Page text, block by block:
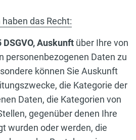
das Recht:
Auskunft über Ihre von
personenbezogenen Daten zu
können Sie Auskunft
die Kategorie der
Daten, die Kategorien von
gegenüber denen Ihre
wurden oder werden, die